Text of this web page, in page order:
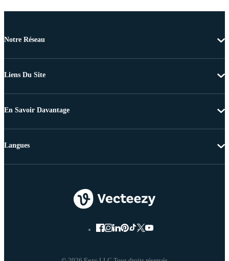
Notre Réseau
Liens Du Site
En Savoir Davantage
Langues